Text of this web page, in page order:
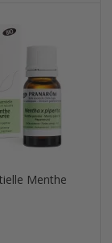
Menthe